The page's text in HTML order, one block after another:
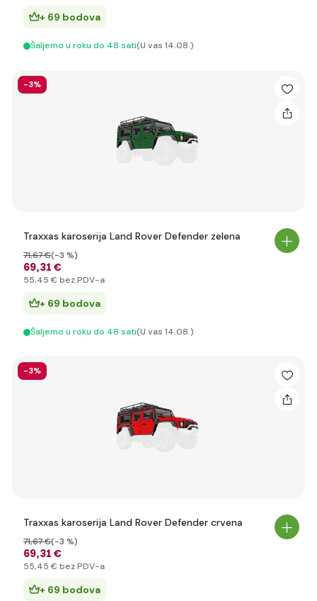
+ 69 bodova
Šaljemo u roku do 48 sati(U vas 14.08.)
-3%
Traxxas karoserija Land Rover Defender zelena
69,31 €
71,67 €(-3 %)
55,45 € bez PDV-a
+ 69 bodova
Šaljemo u roku do 48 sati(U vas 14.08.)
-3%
Traxxas karoserija Land Rover Defender crvena
69,31 €
71,67 €(-3 %)
55,45 € bez PDV-a
+ 69 bodova